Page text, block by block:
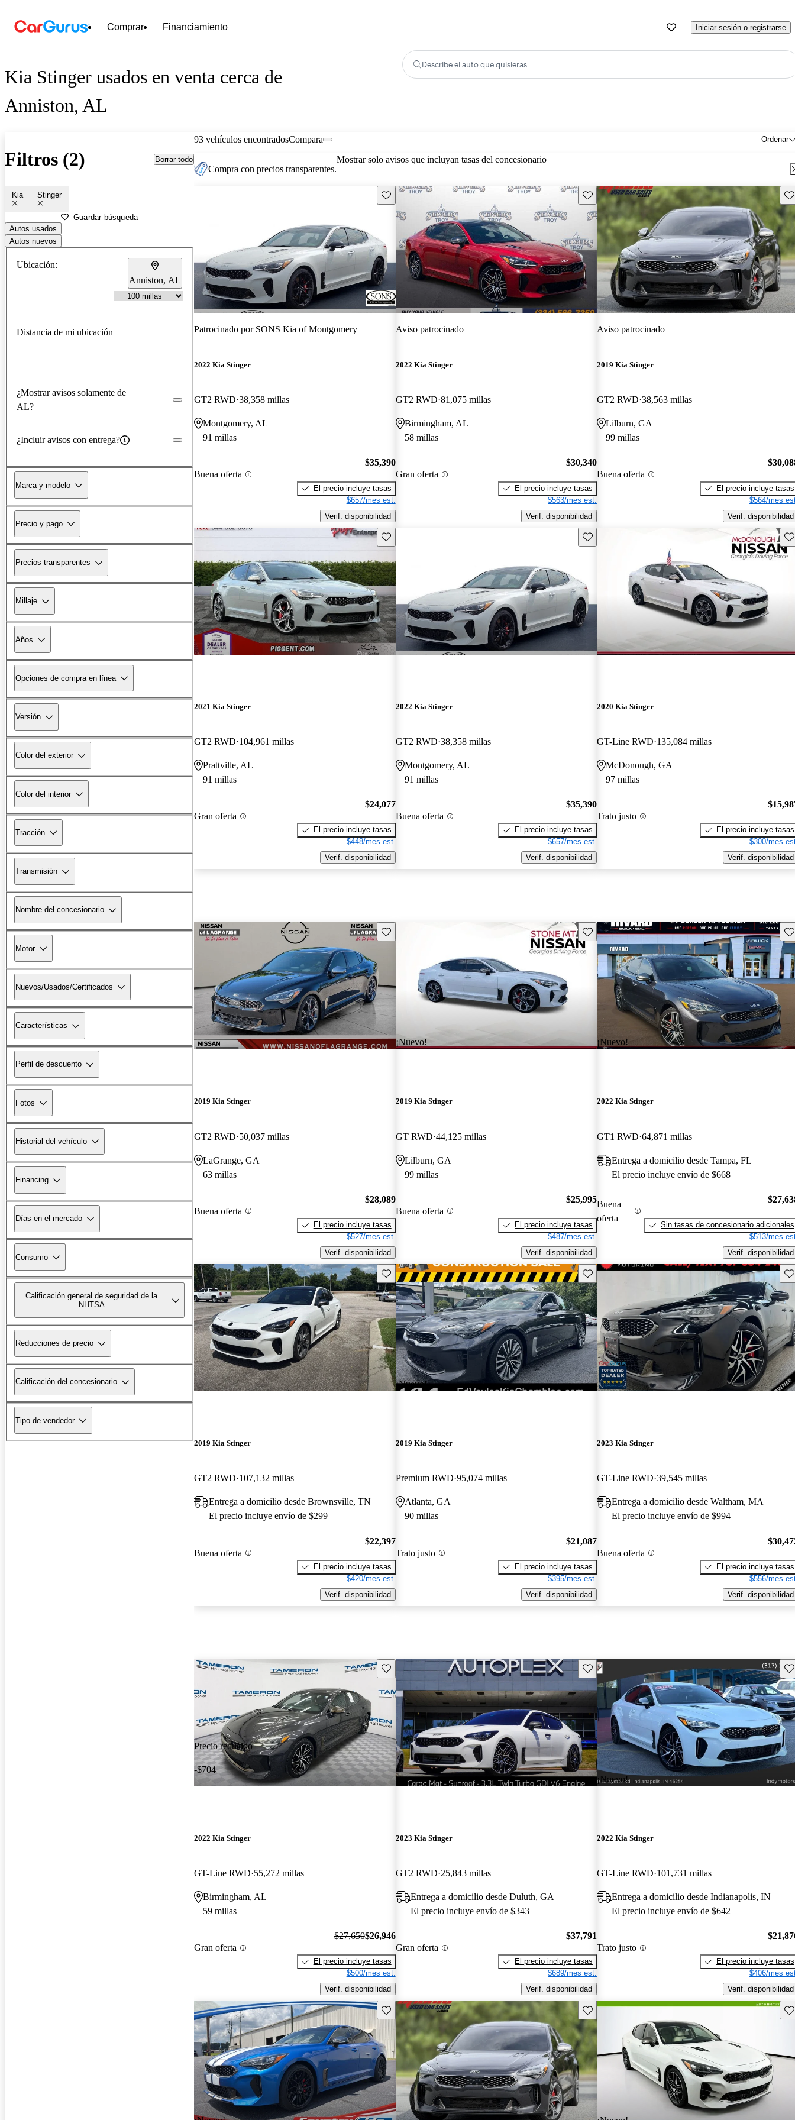
Comprar Financiamiento Iniciar sesión o registrarse
Kia Stinger usados en venta cerca de
Anniston, AL
Describe el auto que quisieras
Filtros (2) Borrar todo
Kia Stinger
Guardar búsqueda
Autos usados
Autos nuevos
Ubicación:
Anniston, AL
Distancia de mi ubicación
¿Mostrar avisos solamente de
AL?
¿Incluir avisos con entrega?
Marca y modelo
Precio y pago
Precios transparentes
Millaje
Años
Opciones de compra en línea
Versión
Color del exterior
Color del interior
Tracción
Transmisión
Nombre del concesionario
Motor
Nuevos/Usados/Certificados
Características
Perfil de descuento
Fotos
Historial del vehículo
Financing
Días en el mercado
Consumo
Calificación general de seguridad de la
NHTSA
Reducciones de precio
Calificación del concesionario
Tipo de vendedor
93 vehículos encontrados Ordenar
Compara
Compra con precios transparentes.
Mostrar solo avisos que incluyan tasas del concesionario
Guarda este Aviso
Patrocinado por SONS Kia of Montgomery
2022 Kia Stinger
GT2 RWD 38,358 millas
Montgomery, AL
91 millas
Buena oferta
$35,390
El precio incluye tasas
$657/mes est.
Verif. disponibilidad
Guarda este Aviso
Aviso patrocinado
2022 Kia Stinger
GT2 RWD 81,075 millas
Birmingham, AL
58 millas
Gran oferta
$30,340
El precio incluye tasas
$563/mes est.
Verif. disponibilidad
Aviso patrocinado
2019 Kia Stinger
GT2 RWD 38,563 millas
Lilburn, GA
99 millas
Buena oferta
El precio incluye tasas
$564/mes
Verif. disponibilidad
Guarda este Aviso
2021 Kia Stinger
GT2 RWD 104,961 millas
Prattville, AL
91 millas
Gran oferta
$24,077
El precio incluye tasas
$448/mes est.
Verif. disponibilidad
Guarda este Aviso
2022 Kia Stinger
GT2 RWD 38,358 millas
Montgomery, AL
91 millas
Buena oferta
$35,390
El precio incluye tasas
$657/mes est.
Verif. disponibilidad
2020 Kia Stinger
GT-Line RWD 135,084 millas
McDonough, GA
97 millas
Trato justo
El precio incluye tasas
$300/mes
Verif. disponibilidad
Guarda este Aviso
2019 Kia Stinger
GT2 RWD 50,037 millas
LaGrange, GA
63 millas
Buena oferta
$28,089
El precio incluye tasas
$527/mes est.
Verif. disponibilidad
¡Nuevo!
Guarda este Aviso
2019 Kia Stinger
GT RWD 44,125 millas
Lilburn, GA
99 millas
Buena oferta
$25,995
El precio incluye tasas
$487/mes est.
Verif. disponibilidad
¡Nuevo!
2022 Kia Stinger
GT1 RWD 64,871 millas
Entrega a domicilio desde Tampa, FL
El precio incluye envío de $668
Buena
oferta
Sin tasas de concesionario adicionales
$513/mes
Verif. disponibilidad
Guarda este Aviso
2019 Kia Stinger
GT2 RWD 107,132 millas
Entrega a domicilio desde Brownsville, TN
El precio incluye envío de $299
Buena oferta
$22,397
El precio incluye tasas
$420/mes est.
Verif. disponibilidad
¡Nuevo!
Guarda este Aviso
2019 Kia Stinger
Premium RWD 95,074 millas
Atlanta, GA
90 millas
Trato justo
$21,087
El precio incluye tasas
$395/mes est.
Verif. disponibilidad
2023 Kia Stinger
GT-Line RWD 39,545 millas
Entrega a domicilio desde Waltham, MA
El precio incluye envío de $994
Buena oferta
El precio incluye tasas
$556/mes
Verif. disponibilidad
Precio reducido
-$704
Guarda este Aviso
2022 Kia Stinger
GT-Line RWD 55,272 millas
Birmingham, AL
59 millas
Gran oferta
$27,650$26,946
El precio incluye tasas
$500/mes est.
Verif. disponibilidad
Guarda este Aviso
2023 Kia Stinger
GT2 RWD 25,843 millas
Entrega a domicilio desde Duluth, GA
El precio incluye envío de $343
Gran oferta
$37,791
El precio incluye tasas
$689/mes est.
Verif. disponibilidad
¡Nuevo!
2022 Kia Stinger
GT-Line RWD 101,731 millas
Entrega a domicilio desde Indianapolis, IN
El precio incluye envío de $642
Trato justo
El precio incluye tasas
$406/mes
Verif. disponibilidad
Guarda este Aviso Guarda este Aviso